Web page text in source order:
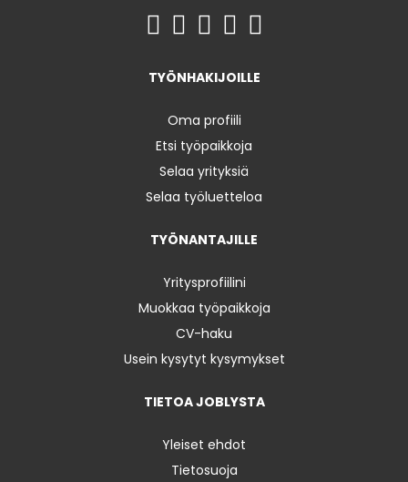
TYÖNHAKIJOILLE
Oma profiili
Etsi työpaikkoja
Selaa yrityksiä
Selaa työluetteloa
TYÖNANTAJILLE
Yritysprofiilini
Muokkaa työpaikkoja
CV-haku
Usein kysytyt kysymykset
TIETOA JOBLYSTA
Yleiset ehdot
Tietosuoja